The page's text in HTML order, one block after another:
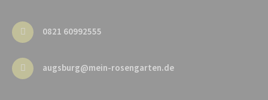
0821 60992555
augsburg@mein-rosengarten.de